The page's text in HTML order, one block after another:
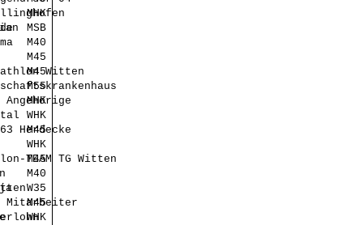
MHK
MSB
M40
M45
Witten
M45
M55
Angehörige
MHK
WHK
Herdecke
M45
WHK
TEAM TG Witten
M45
M40
W35
Mitarbeiter
M45
WHK